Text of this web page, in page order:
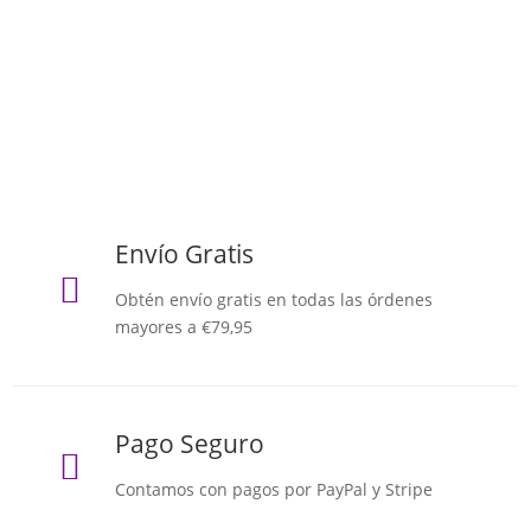

Envío Gratis
Obtén envío gratis en todas las órdenes
mayores a €79,95

Pago Seguro
Contamos con pagos por PayPal y Stripe